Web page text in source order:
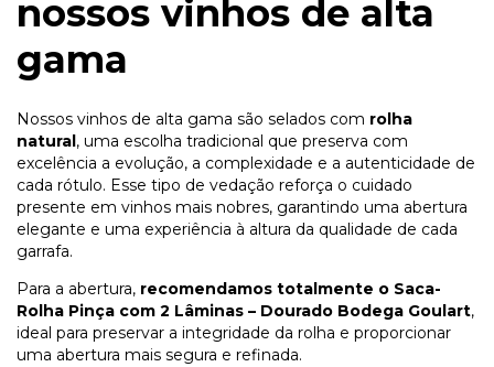
nossos vinhos de alta
gama
Nossos vinhos de alta gama são selados com rolha
natural, uma escolha tradicional que preserva com
excelência a evolução, a complexidade e a autenticidade de
cada rótulo. Esse tipo de vedação reforça o cuidado
presente em vinhos mais nobres, garantindo uma abertura
elegante e uma experiência à altura da qualidade de cada
garrafa.
Para a abertura, recomendamos totalmente o Saca-
Rolha Pinça com 2 Lâminas – Dourado Bodega Goulart,
ideal para preservar a integridade da rolha e proporcionar
uma abertura mais segura e refinada.